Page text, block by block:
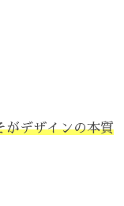
がデザインの本質